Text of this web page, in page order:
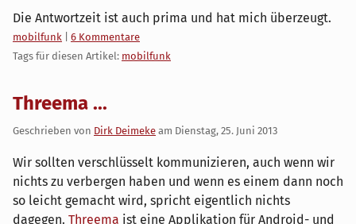
Die Antwortzeit ist auch prima und hat mich überzeugt.
Kategorien:
mobilfunk
6 Kommentare
Tags für diesen Artikel: mobilfunk
Threema ...
Geschrieben von Dirk Deimeke am Dienstag, 25. Juni 2013
Wir sollten verschlüsselt kommunizieren, auch wenn wir
nichts zu verbergen haben und wenn es einem dann noch
so leicht gemacht wird, spricht eigentlich nichts
dagegen. Threema ist eine Applikation für Android- und